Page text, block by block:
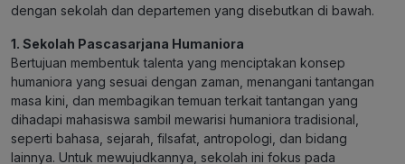
dengan sekolah dan departemen yang disebutkan di bawah.
1. Sekolah Pascasarjana Humaniora
Bertujuan membentuk talenta yang menciptakan konsep
humaniora yang sesuai dengan zaman, menangani tantangan
masa kini, dan membagikan temuan terkait tantangan yang
dihadapi mahasiswa sambil mewarisi humaniora tradisional,
seperti bahasa, sejarah, filsafat, antropologi, dan bidang
lainnya. Untuk mewujudkannya, sekolah ini fokus pada